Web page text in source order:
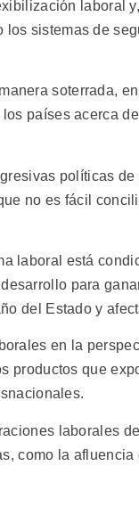
laboral
sistemas de
soterrada,
países acerca
políticas
no es fácil
laboral está
para
del Estado y
en la
productos que
laborales
como la